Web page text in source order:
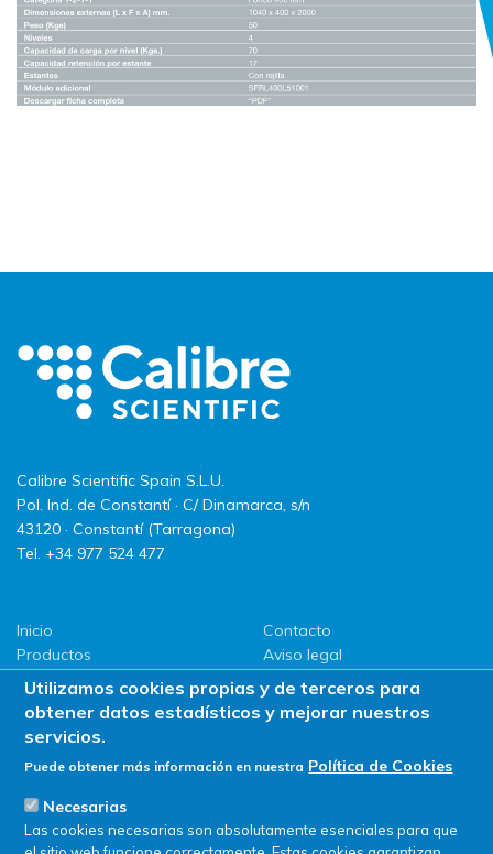
Calibre Scientific Spain S.L.U.
Pol. Ind. de Constantí · C/ Dinamarca, s/n
43120 · Constantí (Tarragona)
Tel. +34 977 524 477
Inicio
Productos
LLG
Promociones
ServiSAT
Contacto
Aviso legal
Política de privacidad
Política de Cookies
Buscar en tienda
Utilizamos cookies propias y de terceros para
obtener datos estadísticos y mejorar nuestros
servicios.
Puede obtener más información en nuestra Política de Cookies
Necesarias
Las cookies necesarias son absolutamente esenciales para que